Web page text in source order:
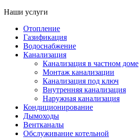
Наши услуги
Отопление
Газификация
Водоснабжение
Канализация
Канализация в частном доме
Монтаж канализации
Канализация под ключ
Внутренняя канализация
Наружная канализация
Кондиционирование
Дымоходы
Вентканалы
Обслуживание котельной